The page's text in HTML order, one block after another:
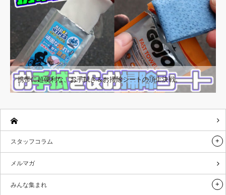
携帯に超便利な、お手拭き＆お掃除シートの頂上決戦。
スタッフコラム
メルマガ
みんな集まれ